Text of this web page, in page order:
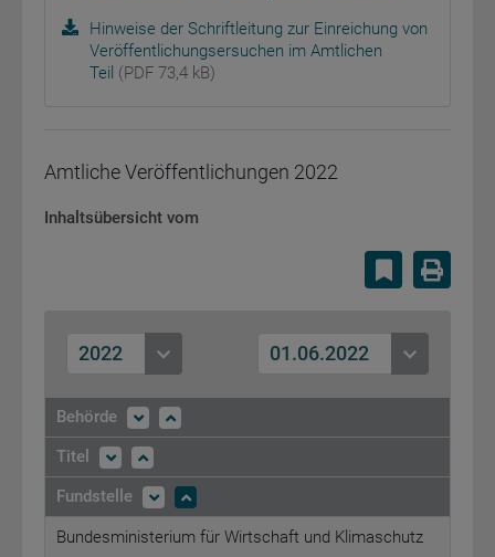
Hinweise der Schriftleitung zur Einreichung von
Veröffentlichungsersuchen im Amtlichen
Teil (PDF 73,4 kB)
Amtliche Veröffentlichungen 2022
Inhaltsübersicht vom
2022 01.06.2022
Behörde
Titel
Fundstelle
Bundesministerium für Wirtschaft und Klimaschutz